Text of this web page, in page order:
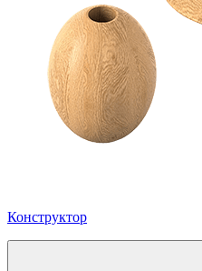
Конструктор